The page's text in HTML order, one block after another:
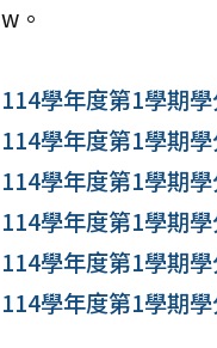
w。
114學年度第1學期
114學年度第1學期
114學年度第1學期
114學年度第1學期
114學年度第1學期
114學年度第1學期